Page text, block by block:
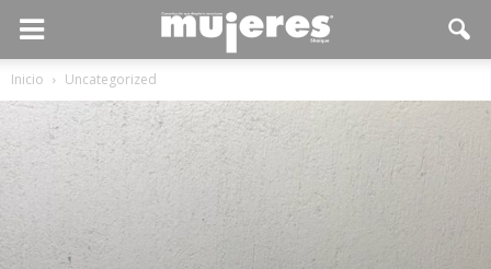
Inicio Uncategorized